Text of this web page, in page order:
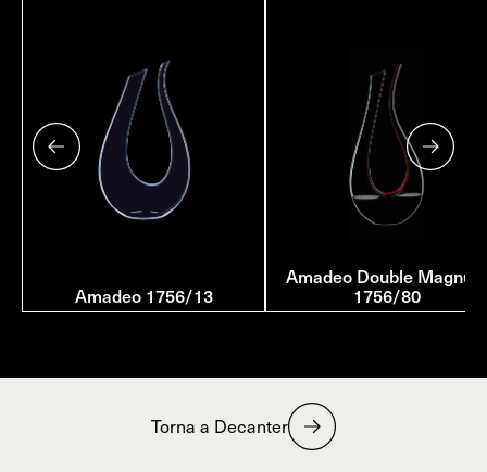
Amadeo 1756/13
Amadeo Double Magnum
1756/80
Torna a Decanter